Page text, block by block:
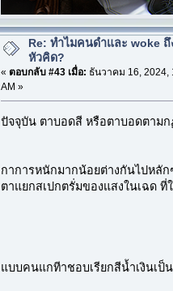
Re: ทำไมคนดำและ woke ถึ
หัวคิด?
« ตอบกลับ #43 เมื่อ: ธันวาคม 16, 2024,
AM »
ปัจจุบัน ตาบอดสี หรือตาบอดตามก
กาการหนักมากน้อยต่างกันไปหลั
ตาแยกสเปกตรั่มของแสงในเฉด ที่
แบบคนแกทีาชอบเรียกสีน้ำเงินเป็